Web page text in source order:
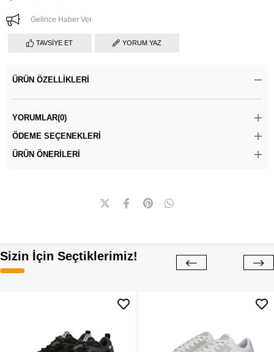
Gelince Haber Ver
TAVSIYE ET YORUM YAZ
ÜRÜN ÖZELLIKLERI
YORUMLAR(0)
ÖDEME SEÇENEKLERI
ÜRÜN ÖNERILERI
Sizin İçin Seçtiklerimiz!